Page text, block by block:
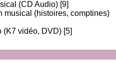
(CD Audio) [9]
musical (histoires, comptines)
(K7 vidéo, DVD) [5]